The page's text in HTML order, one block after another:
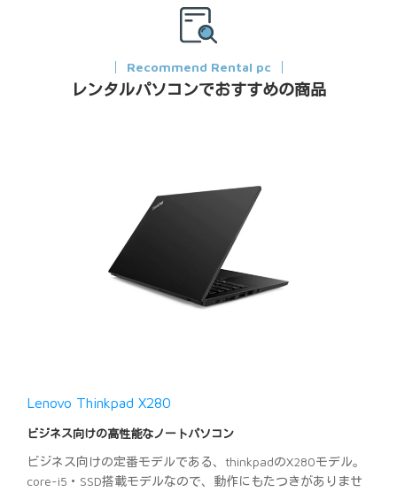
Recommend Rental pc
レンタルパソコンでおすすめの商品
Lenovo Thinkpad X280
ビジネス向けの高性能なノートパソコン
ビジネス向けの定番モデルである、thinkpadのX280モデル。
core-i5・SSD搭載モデルなので、動作にもたつきがありませ